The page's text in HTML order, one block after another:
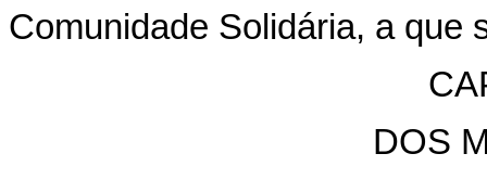
Comunidade Solidária, a que
DOS